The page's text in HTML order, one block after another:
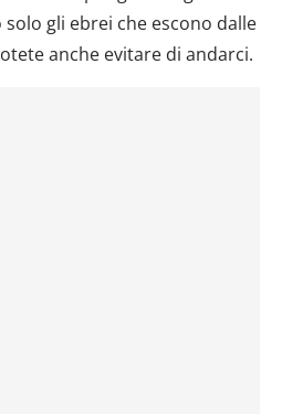
gli ebrei che escono dalle
anche evitare di andarci.